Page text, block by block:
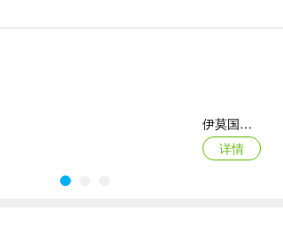
伊莫国际服
详情